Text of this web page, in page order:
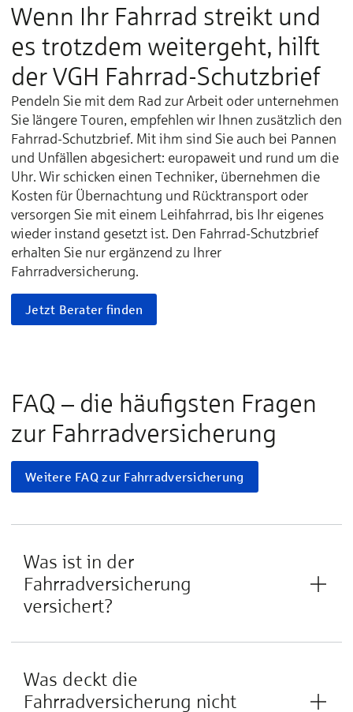
Wenn Ihr Fahrrad streikt und
es trotzdem weiter­geht, hilft
der VGH Fahrrad-Schutz­brief
Pendeln Sie mit dem Rad zur Arbeit oder unternehmen
Sie längere Touren, empfehlen wir Ihnen zusätzlich den
Fahrrad-Schutzbrief. Mit ihm sind Sie auch bei Pannen
und Unfällen abgesichert: europaweit und rund um die
Uhr. Wir schicken einen Techniker, übernehmen die
Kosten für Übernachtung und Rücktransport oder
versorgen Sie mit einem Leihfahrrad, bis Ihr eigenes
wieder instand gesetzt ist. Den Fahrrad-Schutzbrief
erhalten Sie nur ergänzend zu Ihrer
Fahrradversicherung.
Jetzt Berater finden
FAQ – die häufigsten Fragen
zur Fahrrad­versicherung
Weitere FAQ zur Fahrradversicherung
Was ist in der
Fahrradversicherung
versichert?
Was deckt die
Fahrradversicherung nicht